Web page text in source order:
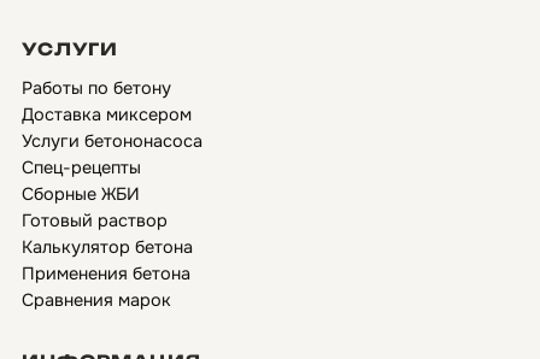
УСЛУГИ
Работы по бетону
Доставка миксером
Услуги бетононасоса
Спец-рецепты
Сборные ЖБИ
Готовый раствор
Калькулятор бетона
Применения бетона
Сравнения марок